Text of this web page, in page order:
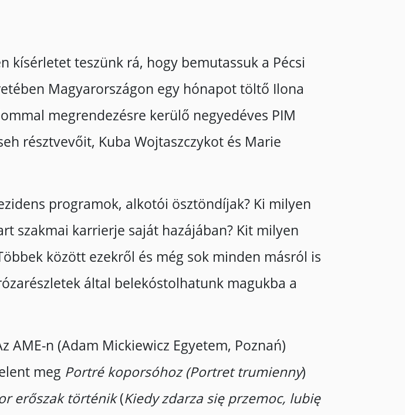
kísérletet teszünk rá, hogy bemutassuk a Pécsi
Magyarországon egy hónapot töltő Ilona
megrendezésre kerülő negyedéves PIM
résztvevőit, Kuba Wojtaszczykot és Marie
programok, alkotói ösztöndíjak? Ki milyen
szakmai karrierje saját hazájában? Kit milyen
között ezekről és még sok minden másról is
által belekóstolhatunk magukba a
AME-n (Adam Mickiewicz Egyetem, Poznań)
meg Portré koporsóhoz (Portret trumienny)
erőszak történik(Kiedy zdarza się przemoc, lubię